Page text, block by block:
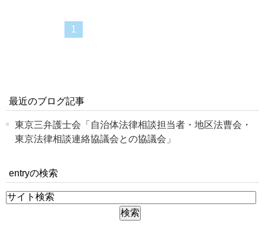
1
最近のブログ記事
東京三弁護士会「自治体法律相談担当者・地区法曹会・
東京法律相談連絡協議会との協議会」
entryの検索